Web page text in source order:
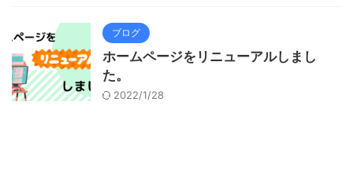
ブログ
ホームページをリニューアルしまし
た。
2022/1/28